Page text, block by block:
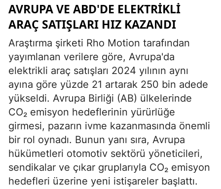
AVRUPA VE ABD'DE ELEKTRIKLI
ARAÇ SATIŞLARI HIZ KAZANDI
Araştırma şirketi Rho Motion tarafından
yayımlanan verilere göre, Avrupa'da
elektrikli araç satışları 2024 yılının aynı
ayına göre yüzde 21 artarak 250 bin adede
yükseldi. Avrupa Birliği (AB) ülkelerinde
CO₂ emisyon hedeflerinin yürürlüğe
girmesi, pazarın ivme kazanmasında önemli
bir rol oynadı. Bunun yanı sıra, Avrupa
hükümetleri otomotiv sektörü yöneticileri,
sendikalar ve çıkar gruplarıyla CO₂ emisyon
hedefleri üzerine yeni istişareler başlattı.